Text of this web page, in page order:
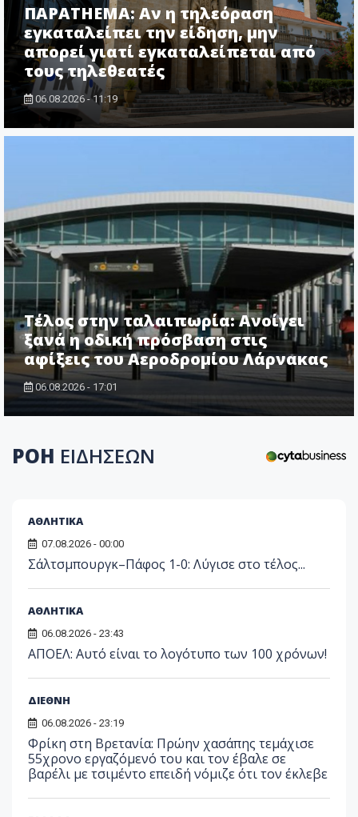
ΠΑΡΑTHEMA: Αν η τηλεόραση
εγκαταλείπει την είδηση, μην
απορεί γιατί εγκαταλείπεται από
τους τηλεθεατές
06.08.2026 - 11:19
Τέλος στην ταλαιπωρία: Ανοίγει
ξανά η οδική πρόσβαση στις
αφίξεις του Αεροδρομίου Λάρνακας
06.08.2026 - 17:01
ΡΟΗ ΕΙΔΗΣΕΩΝ
ΑΘΛΗΤΙΚΑ
07.08.2026 - 00:00
Σάλτσμπουργκ–Πάφος 1-0: Λύγισε στο τέλος...
ΑΘΛΗΤΙΚΑ
06.08.2026 - 23:43
ΑΠΟΕΛ: Αυτό είναι το λογότυπο των 100 χρόνων!
ΔΙΕΘΝΗ
06.08.2026 - 23:19
Φρίκη στη Βρετανία: Πρώην χασάπης τεμάχισε
55χρονο εργαζόμενό του και τον έβαλε σε
βαρέλι με τσιμέντο επειδή νόμιζε ότι τον έκλεβε